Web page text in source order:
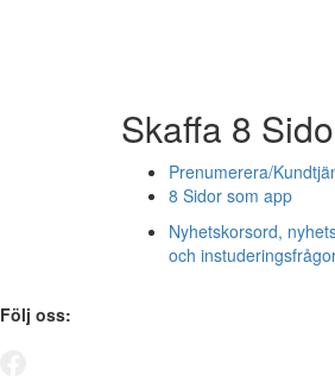
Skaffa 8
Prenumerera/
8 Sidor som app
Nyhetskorsord,
och
Följ oss: